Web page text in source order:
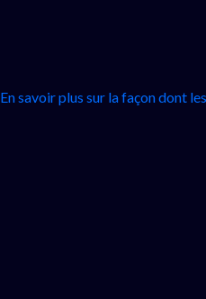
En savoir plus sur la façon dont